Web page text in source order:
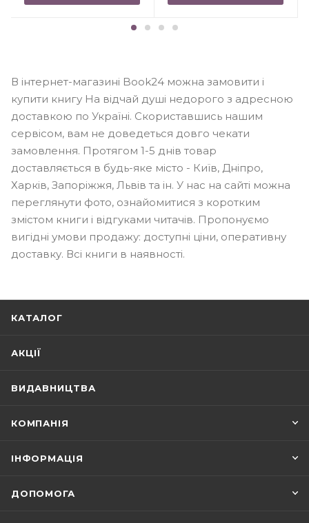
В інтернет-магазині Book24 можна замовити і
купити книгу На відчай душі недорого з адресною
доставкою по Україні. Скориставшись нашим
сервісом, вам не доведеться довго чекати
замовлення. Протягом 1-5 днів товар
доставляється в будь-яке місто - Київ, Дніпро,
Харків, Запоріжжя, Львів та ін. У нас на сайті можна
переглянути фото, ознайомитися з коротким
змістом книги і відгуками читачів. Пропонуємо
вигідні умови продажу: доступні ціни, оперативну
доставку. Всі книги в наявності.
КАТАЛОГ
АКЦІЇ
ВИДАВНИЦТВА
КОМПАНІЯ
ІНФОРМАЦІЯ
ДОПОМОГА